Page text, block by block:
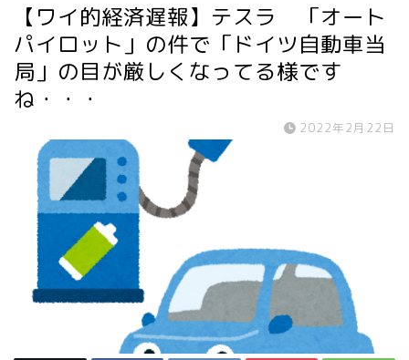
【ワイ的経済遅報】テスラ 「オート
パイロット」の件で「ドイツ自動車当
局」の目が厳しくなってる様です
ね・・・
2022年2月22日